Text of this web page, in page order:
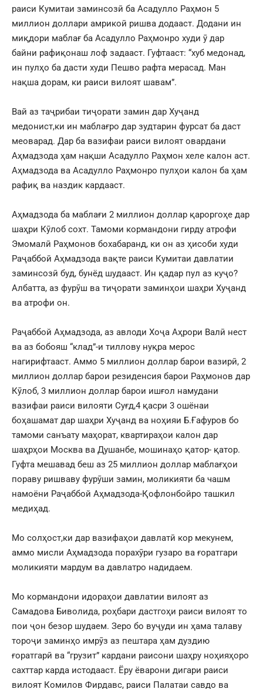
раиси Кумитаи заминсозӣ ба Асадулло Раҳмон 5
миллион доллари амрикоӣ ришва додааст. Додани ин
миқдори маблағ ба Асадулло Раҳмонро худи ӯ дар
байни рафиқонаш лоф задааст. Гуфтааст: “хуб медонад,
ин пулҳо ба дасти худи Пешво рафта мерасад. Ман
нақша дорам, ки раиси вилоят шавам”.
Вай аз таҷрибаи тиҷорати замин дар Хуҷанд
медонист,ки ин маблағро дар зудтарин фурсат ба даст
меоварад. Дар ба вазифаи раиси вилоят овардани
Аҳмадзода ҳам нақши Асадулло Раҳмон хеле калон аст.
Аҳмадзода ва Асадулло Раҳмонро пулҳои калон ба ҳам
рафиқ ва наздик кардааст.
Аҳмадзода ба маблағи 2 миллион доллар қароргоҳе дар
шаҳри Кӯлоб сохт. Тамоми кормандони гирду атрофи
Эмомалӣ Раҳмонов бохабаранд, ки он аз ҳисоби худи
Раҷаббой Аҳмадзода вақте раиси Кумитаи давлатии
заминсозӣ буд, бунёд шудааст. Ин қадар пул аз куҷо?
Албатта, аз фурӯш ва тиҷорати заминҳои шаҳри Хуҷанд
ва атрофи он.
Раҷаббой Аҳмадзода, аз авлоди Хоҷа Аҳрори Валӣ нест
ва аз бобояш “клад”-и тиллову нуқра мерос
нагирифтааст. Аммо 5 миллион доллар барои вазирӣ, 2
миллион доллар барои резиденсия барои Раҳмонов дар
Кӯлоб, 3 миллион доллар барои ишғол намудани
вазифаи раиси вилояти Суғд,4 қасри 3 ошёнаи
боҳашамат дар шаҳри Хуҷанд ва ноҳияи Б.Ғафуров бо
тамоми санъату маҳорат, квартираҳои калон дар
шаҳрҳои Москва ва Душанбе, мошинаҳо қатор- қатор.
Гуфта мешавад беш аз 25 миллион доллар маблағҳои
пораву ришваву фурӯши замин, моликияти ба чашм
намоёни Раҷаббой Аҳмадзода-Қофлонбойро ташкил
медиҳад.
Мо солҳост,ки дар вазифаҳои давлатӣ кор мекунем,
аммо мисли Аҳмадзода порахӯри гузаро ва ғоратгари
моликияти мардум ва давлатро надидаем.
Мо кормандони идораҳои давлатии вилоят аз
Самадова Биволида, роҳбари дастгоҳи раиси вилоят то
пои ҷон безор шудаем. Зеро бо вуҷуди ин ҳама талаву
тороҷи заминҳо имрӯз аз пештара ҳам дуздию
ғоратгарӣ ва “грузит” кардани раисони шаҳру ноҳияҳоро
сахттар карда истодааст. Ёру ёварони дигари раиси
вилоят Комилов Фирдавс, раиси Палатаи савдо ва